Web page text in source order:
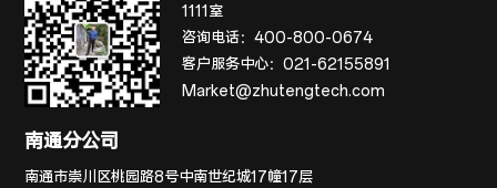
1111室
咨询电话：400-800-0674
客户服务中心：021-62155891
Market@zhutengtech.com
南通分公司
南通市崇川区桃园路8号中南世纪城17幢17层